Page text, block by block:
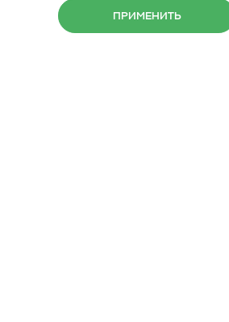
Кориандр (Кинза)
ПРИМЕНИТЬ